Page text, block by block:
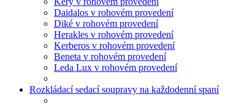
Daidalos v rohovém provedení
Diké v rohovém provedení
Herakles v rohovém provedení
Kerberos v rohovém provedení
Beneta v rohovém provedení
Leda Lux v rohovém provedení
Rozkládací sedací soupravy na každodenní spaní